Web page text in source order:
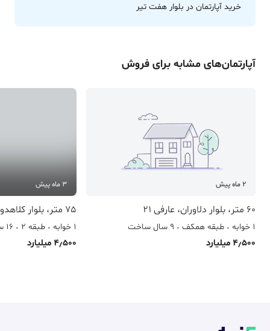
خرید آپارتمان در بلوار هفت تیر
آپارتمان‌های مشابه برای فروش
2 ماه پیش
60 متر، بلوار دلاوران، عارفی 21
1 خوابه طبقه همکف 9 سال ساخت
4٫500 میلیارد
3 ماه پیش
75 متر، بلوار کلاهدوز، کلاهدوز
1 خوابه طبقه 2 16 سال ساخت
4٫500 میلیارد